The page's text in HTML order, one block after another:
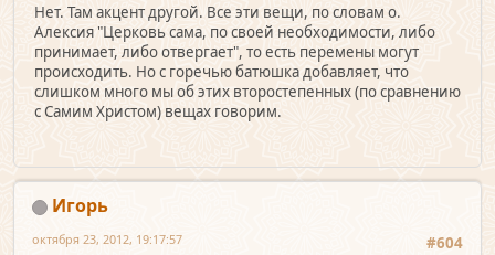
Нет. Там акцент другой. Все эти вещи, по словам о.
Алексия "Церковь сама, по своей необходимости, либо
принимает, либо отвергает", то есть перемены могут
происходить. Но с горечью батюшка добавляет, что
слишком много мы об этих второстепенных (по сравнению
с Самим Христом) вещах говорим.
Игорь
#604
октября 23, 2012, 19:17:57